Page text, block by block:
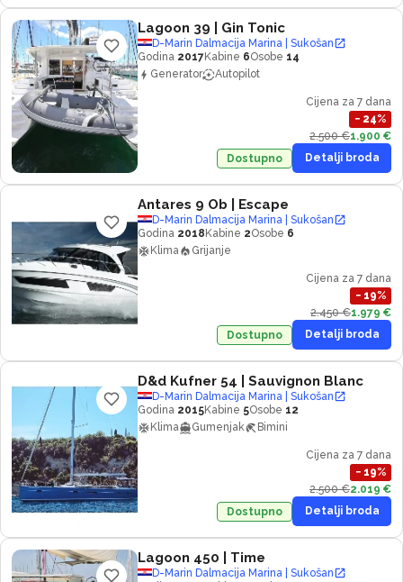
Lagoon 39 | Gin Tonic
D-Marin Dalmacija Marina | Sukošan
Godina 2017Kabine 6Osobe 14
Generator
Autopilot
Cijena za 7 dana
− 24%
2.500 €1.900 €
Dostupno
Detalji broda
Antares 9 Ob | Escape
D-Marin Dalmacija Marina | Sukošan
Godina 2018 Kabine 2Osobe 6
Klima
Grijanje
Cijena za 7 dana
− 19%
2.450 €1.979 €
Dostupno
Detalji broda
D&d Kufner 54 | Sauvignon Blanc
D-Marin Dalmacija Marina | Sukošan
Godina 2015Kabine 5Osobe 12
Klima
Gumenjak Bimini
Cijena za 7 dana
− 19%
2.500 €2.019 €
Dostupno
Detalji broda
Lagoon 450 | Time
D-Marin Dalmacija Marina | Sukošan